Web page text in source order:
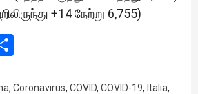
+14 நேற்று 6,755)
, Coronavirus, COVID, COVID-19, Italia,